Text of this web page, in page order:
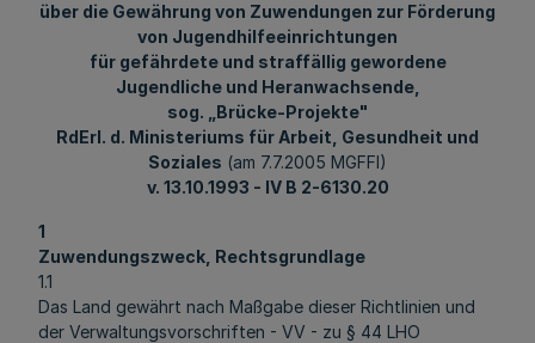
über die Gewährung von Zuwendungen zur Förderung
von Jugendhilfeeinrichtungen
für gefährdete und straffällig gewordene
Jugendliche und Heranwachsende,
sog. „Brücke-Projekte"
RdErl. d. Ministeriums für Arbeit, Gesundheit und
Soziales (am 7.7.2005 MGFFI)
v. 13.10.1993 - IV B 2-6130.20
1
Zuwendungszweck, Rechtsgrundlage
1.1
Das Land gewährt nach Maßgabe dieser Richtlinien und
der Verwaltungsvorschriften - VV - zu § 44 LHO